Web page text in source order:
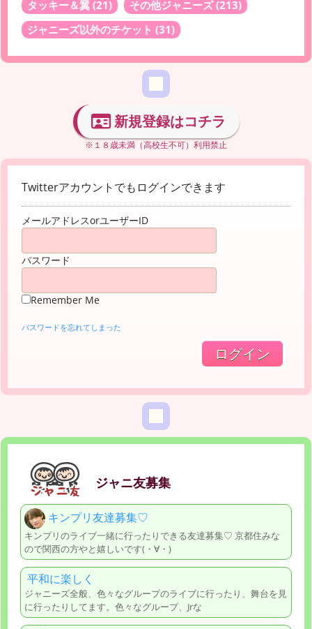
タッキー＆翼 (21) その他ジャニーズ(213)
ジャニーズ以外のチケット (31)
新規登録はコチラ
※１８歳未満（高校生不可）利用禁止
Twitterアカウントでもログインできます
メールアドレスorユーザーID
パスワード
Remember Me
パスワードを忘れてしまった
ジャニ友募集
キンプリ友達募集♡
キンプリのライブ一緒に行ったりできる友達募集♡ 京都住みな
ので関西の方やと嬉しいです(・∀・)
平和に楽しく
ジャニーズ全般、色々なグループのライブに行ったり、舞台を見
に行ったりしてます。色々なグループ、Jrな